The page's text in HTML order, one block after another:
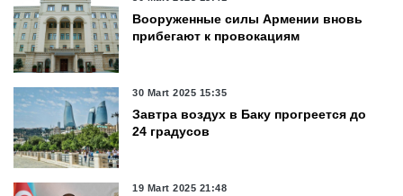
Вооруженные силы Армении вновь
прибегают к провокациям
30 Mart 2025 15:35
Завтра воздух в Баку прогреется до
24 градусов
19 Mart 2025 21:48